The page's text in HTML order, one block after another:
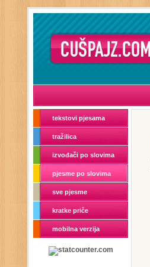
tekstovi pjesama
tražilica
izvođači po slovima
pjesme po slovima
sve pjesme
kratke priče
mobilna verzija